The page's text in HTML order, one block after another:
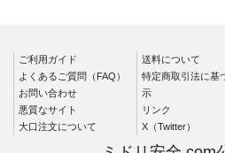
ご利用ガイド
よくあるご質問（FAQ）
お問い合わせ
悪質なサイト
大口注文について
送料について
特定商取引法に基
示
リンク
X（Twitter）